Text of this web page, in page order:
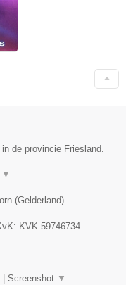
de provincie Friesland.
▼
(Gelderland)
KVK 59746734
Screenshot ▼